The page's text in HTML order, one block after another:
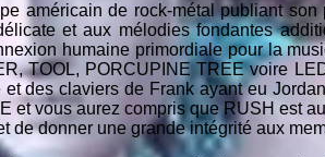
américain de rock-métal publiant
et aux mélodies fondantes
humaine primordiale pour la
TOOL, PORCUPINE TREE voire
et des claviers de Frank ayant eu
et vous aurez compris que RUSH est
de donner une grande intégrité aux